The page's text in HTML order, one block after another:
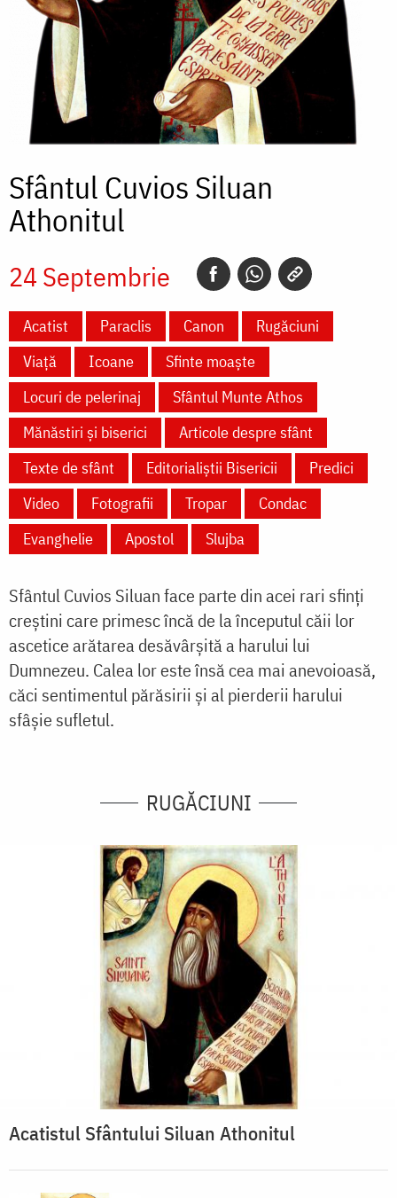
Sfântul Cuvios Siluan
Athonitul
24 Septembrie
Acatist Paraclis Canon
Rugăciuni
Viață
Icoane
Sfinte moaște
Locuri de pelerinaj
Sfântul Munte Athos
Mănăstiri și biserici
Articole despre sfânt
Texte de sfânt
Editorialiștii Bisericii
Predici
Video
Fotografii Tropar
Condac
Evanghelie
Apostol Slujba
Sfântul Cuvios Siluan face parte din acei rari sfinți
creștini care primesc încă de la începutul căii lor
ascetice arătarea desăvârșită a harului lui
Dumnezeu. Calea lor este însă cea mai anevoioasă,
căci sentimentul părăsirii și al pierderii harului
sfâșie sufletul.
RUGĂCIUNI
Acatistul Sfântului Siluan Athonitul